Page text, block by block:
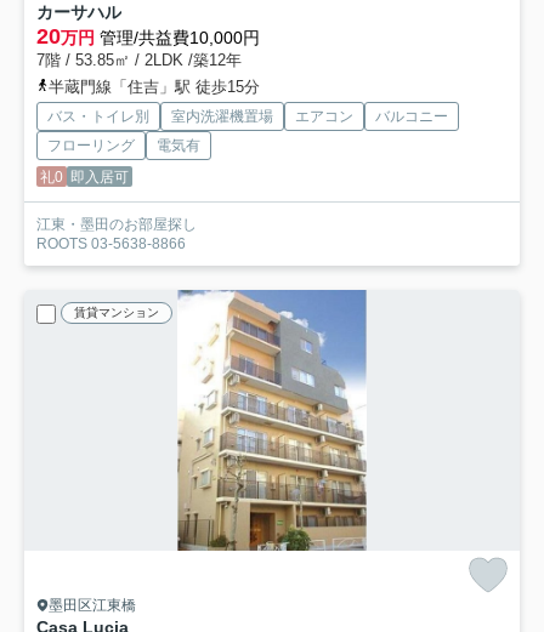
カーサハル
20万円 管理/共益費10,000円
7階 / 53.85㎡ / 2LDK /築12年
半蔵門線「住吉」駅 徒歩15分
バス・トイレ別 室内洗濯機置場 エアコン
バルコニー
フローリング
電気有
礼0 即入居可
江東・墨田のお部屋探し
ROOTS 03-5638-8866
賃貸マンション
墨田区江東橋
Casa Lucia